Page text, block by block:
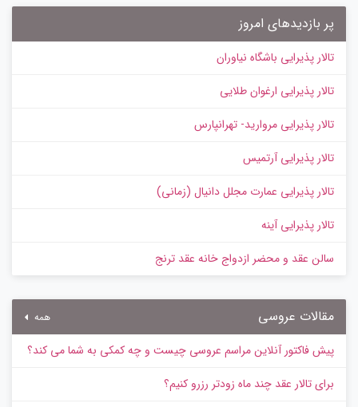
پر بازدیدهای امروز
تالار پذیرایی باشگاه نیاوران
تالار پذیرایی ارغوان طلایی
تالار پذیرایی مروارید- تهرانپارس
تالار پذیرایی آرتمیس
تالار پذیرایی عمارت مجلل دانیال (زمانی)
تالار پذیرایی آینه
سالن عقد و محضر ازدواج خانه عقد ترنج
مقالات عروسی همه
پیش‌ فاکتور آنلاین مراسم عروسی چیست و چه کمکی به شما می کند؟
برای تالار عقد چند ماه زودتر رزرو کنیم؟